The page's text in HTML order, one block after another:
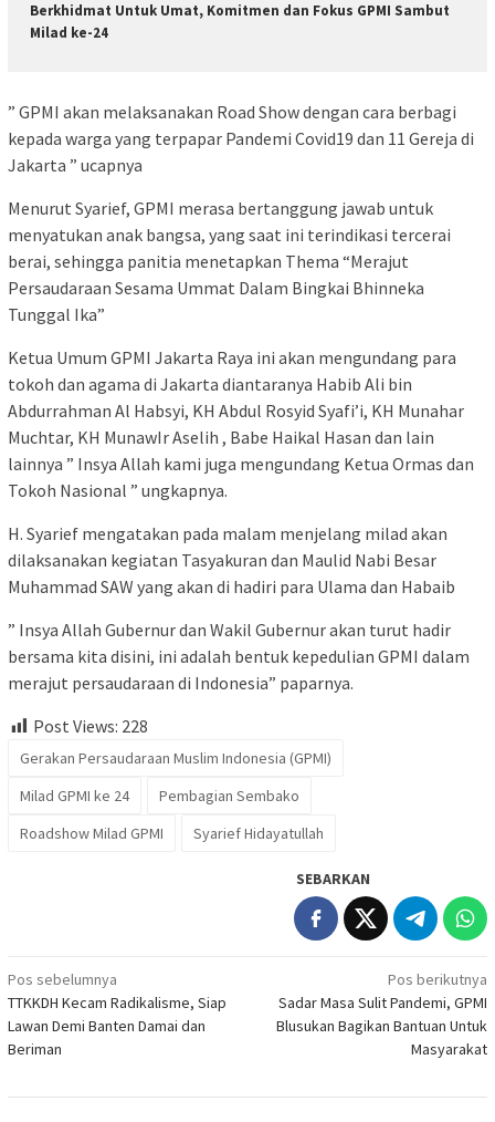
Berkhidmat Untuk Umat, Komitmen dan Fokus GPMI Sambut
Milad ke-24
” GPMI akan melaksanakan Road Show dengan cara berbagi
kepada warga yang terpapar Pandemi Covid19 dan 11 Gereja di
Jakarta ” ucapnya
Menurut Syarief, GPMI merasa bertanggung jawab untuk
menyatukan anak bangsa, yang saat ini terindikasi tercerai
berai, sehingga panitia menetapkan Thema “Merajut
Persaudaraan Sesama Ummat Dalam Bingkai Bhinneka
Tunggal Ika”
Ketua Umum GPMI Jakarta Raya ini akan mengundang para
tokoh dan agama di Jakarta diantaranya Habib Ali bin
Abdurrahman Al Habsyi, KH Abdul Rosyid Syafi’i, KH Munahar
Muchtar, KH MunawIr Aselih , Babe Haikal Hasan dan lain
lainnya ” Insya Allah kami juga mengundang Ketua Ormas dan
Tokoh Nasional ” ungkapnya.
H. Syarief mengatakan pada malam menjelang milad akan
dilaksanakan kegiatan Tasyakuran dan Maulid Nabi Besar
Muhammad SAW yang akan di hadiri para Ulama dan Habaib
” Insya Allah Gubernur dan Wakil Gubernur akan turut hadir
bersama kita disini, ini adalah bentuk kepedulian GPMI dalam
merajut persaudaraan di Indonesia” paparnya.
Post Views: 228
Gerakan Persaudaraan Muslim Indonesia (GPMI)
Milad GPMI ke 24
Pembagian Sembako
Roadshow Milad GPMI
Syarief Hidayatullah
SEBARKAN
Navigasi
pos
Pos sebelumnya
TTKKDH Kecam Radikalisme, Siap
Lawan Demi Banten Damai dan
Beriman
Pos berikutnya
Sadar Masa Sulit Pandemi, GPMI
Blusukan Bagikan Bantuan Untuk
Masyarakat